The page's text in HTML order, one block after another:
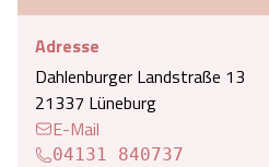
Adresse
Dahlenburger Landstraße 13
21337 Lüneburg
E-Mail
04131 840737